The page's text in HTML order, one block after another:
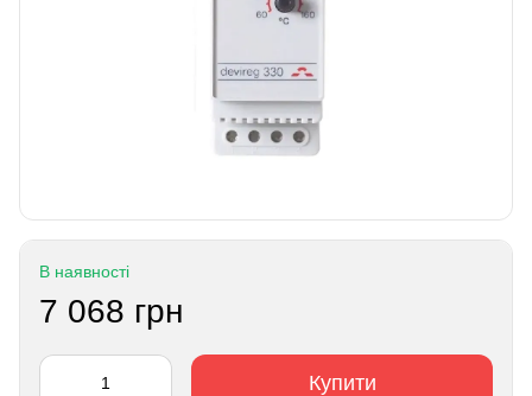
В наявності
7 068 грн
Купити